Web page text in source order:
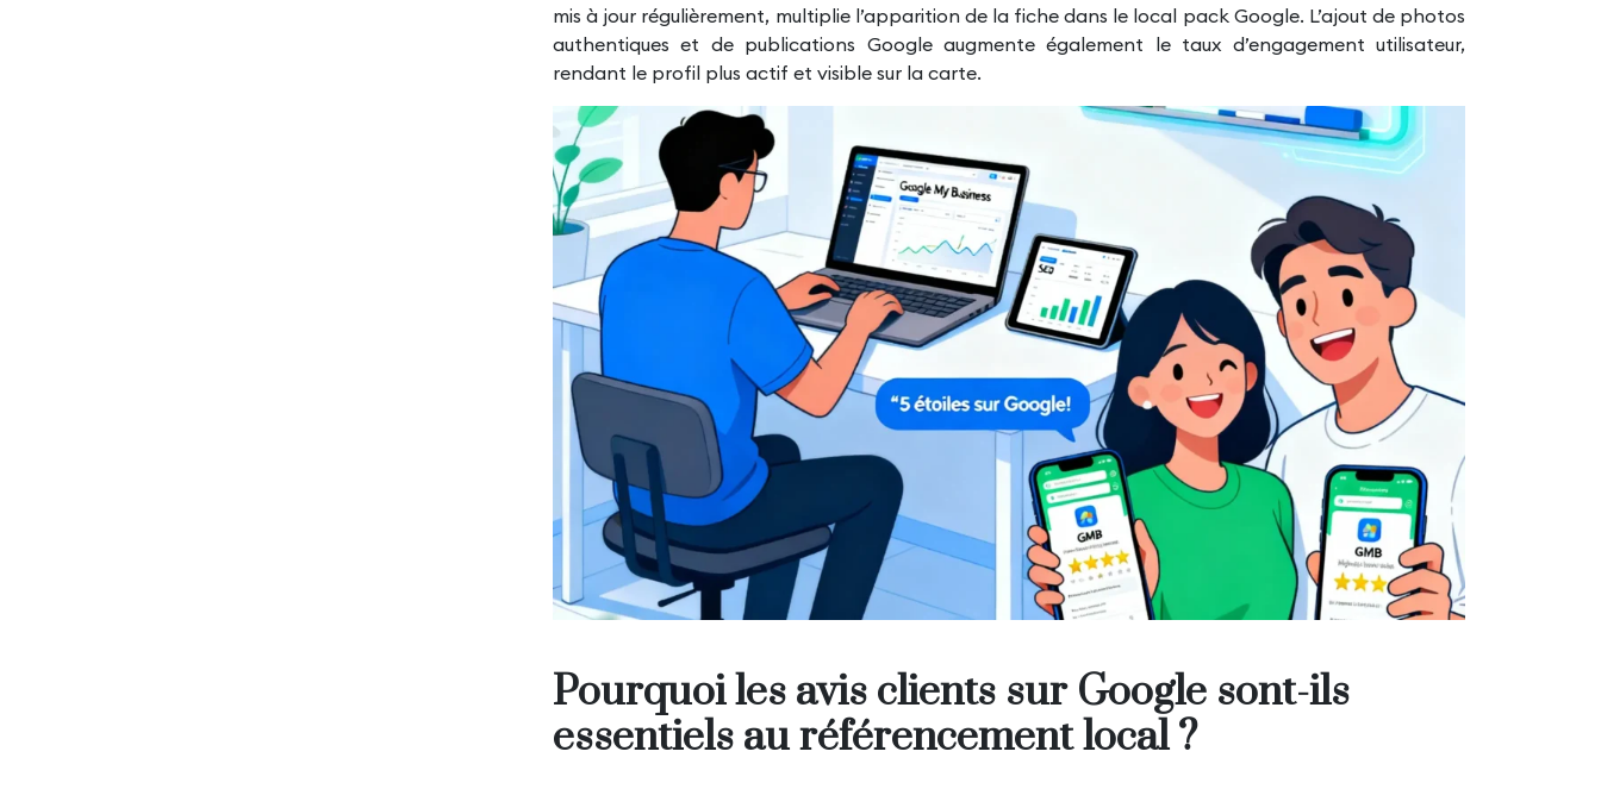
mis à jour régulièrement, multiplie l’apparition de la fiche dans le local pack Google. L’ajout de photos
authentiques et de publications Google augmente également le taux d’engagement utilisateur,
rendant le profil plus actif et visible sur la carte.
Pourquoi les avis clients sur Google sont-ils
essentiels au référencement local ?